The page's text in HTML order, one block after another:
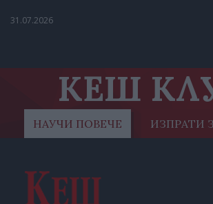
31.07.2026
КЕШ
НАУЧИ ПОВЕЧЕ ИЗПРАТИ